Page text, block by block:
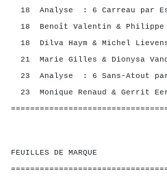
18 Analyse : 6 Carreau par
18 Benoît Valentin &
18 Dilva Haym &
21 Marie Gilles &
23 Analyse : 6 Sans-Atout par
23 Monique Renaud &
FEUILLES DE MARQUE